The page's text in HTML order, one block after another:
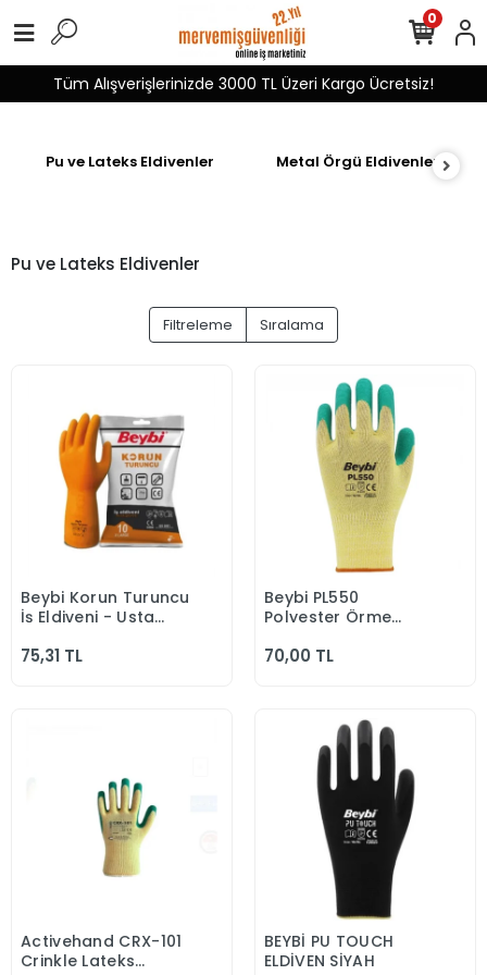
Tüm Alışverişlerinizde 3000 TL Üzeri Kargo Ücretsiz!
0
Pu ve Lateks Eldivenler Metal Örgü Eldivenler
Pu ve Lateks Eldivenler
Filtreleme Sıralama
Sepete Ekle
Beybi Korun Turuncu
İş Eldiveni - Usta
75,31 TL
Sepete Ekle
Beybi PL550
Polyester Örme
Eldiveni
70,00 TL
Sepete Ekle
Activehand CRX-101
Crinkle Lateks
Sepete Ekle
BEYBİ PU TOUCH
ELDİVEN SİYAH